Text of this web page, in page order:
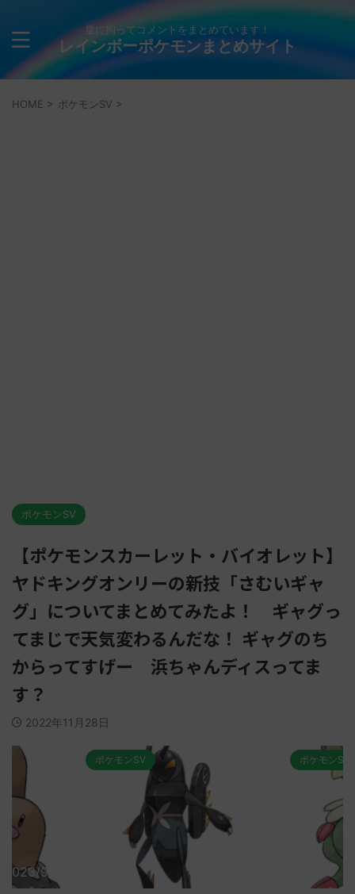
量に拘ってコメントをまとめています！
レインボーポケモンまとめサイト
HOME > ポケモンSV >
ポケモンSV
【ポケモンスカーレット・バイオレット】
ヤドキングオンリーの新技「さむいギャ
グ」についてまとめてみたよ！ ギャグっ
てまじで天気変わるんだな！ ギャグのち
からってすげー 浜ちゃんディスってま
す？
2022年11月28日
2023/9/8
ポケモンSV ポケモンSV